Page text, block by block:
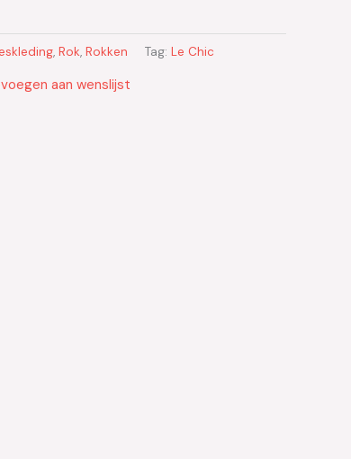
, Rok, Rokken Tag: Le Chic
aan wenslijst